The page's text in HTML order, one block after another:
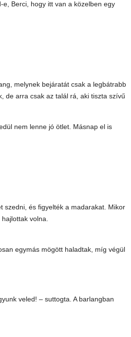
Berci, hogy itt van a közelben egy
melynek bejáratát csak a legbátrabb
de arra csak az talál rá, aki tiszta szívű
nem lenne jó ötlet. Másnap el is
szedni, és figyelték a madarakat. Mikor
volna.
egymás mögött haladtak, míg végül
veled! – suttogta. A barlangban